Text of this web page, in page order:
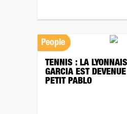
People
TENNIS : LA
GARCIA EST
PETIT PABLO